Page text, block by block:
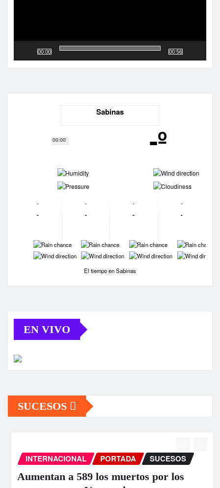
00:00
00:00
00:56
Sabinas
-º
-
-
-
-
-
-
-
-
-
-
-
-
-
-
-
-
-
-
-
-
El tiempo en Sabinas
EN VIVO
SUCESOS
INTERNACIONAL PORTADA SUCESOS
Aumentan a 589 los muertos por los